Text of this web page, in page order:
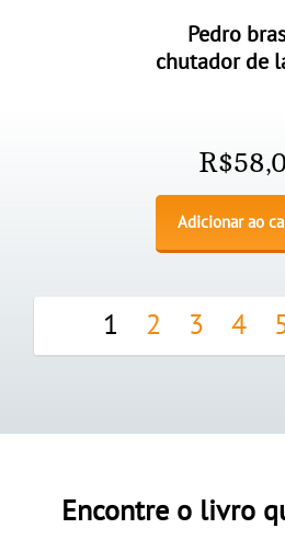
Pedro
chutador de
R$
Adicionar ao
1 2 3 4
Encontre o livro